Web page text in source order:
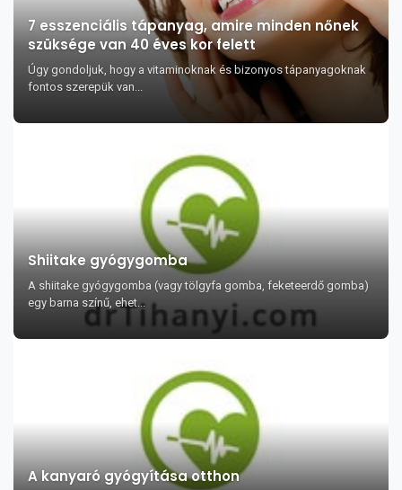
7 esszenciális tápanyag, amire minden nőnek
szüksége van 40 éves kor felett
Úgy gondoljuk, hogy a vitaminoknak és bizonyos tápanyagoknak
fontos szerepük van...
Shiitake gyógygomba
A shiitake gyógygomba (vagy tölgyfa gomba, feketeerdő gomba)
egy barna színű, ehet...
A kanyaró gyógyítása otthon